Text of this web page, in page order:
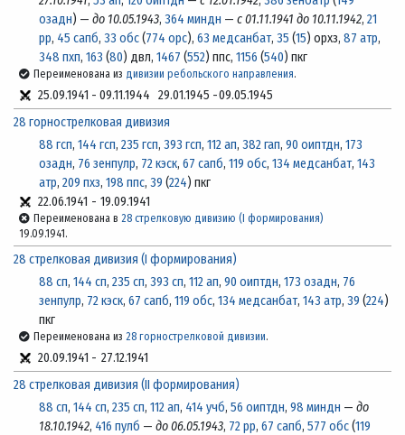
озадн) — до 10.05.1943, 364 миндн — с 01.11.1941 до 10.11.1942, 21
рр, 45 сапб, 33 обс(774 орс), 63 медсанбат, 35 (15) орхз, 87 атр,
348 пхп, 163 (80) двл, 1467 (552) ппс, 1156 (540) пкг
Переименована из дивизии ребольского направления.
25.09.1941 - 09.11.1944 29.01.1945 -09.05.1945
28 горнострелковая дивизия
88 гсп, 144 гсп, 235 гсп, 393 гсп, 112 ап, 382 гап, 90 оиптдн, 173
озадн, 76 зенпулр, 72 кэск, 67 сапб, 119 обс, 134 медсанбат, 143
атр, 209 пхз, 198 ппс, 39 (224) пкг
22.06.1941 - 19.09.1941
Переименована в28 стрелковую дивизию (I формирования)
19.09.1941.
28 стрелковая дивизия (I формирования)
88 сп, 144 сп, 235 сп, 393 сп, 112 ап, 90 оиптдн, 173 озадн, 76
зенпулр, 72 кэск, 67 сапб, 119 обс, 134 медсанбат, 143 атр, 39 (224)
пкг
Переименована из28 горнострелковой дивизии.
20.09.1941 - 27.12.1941
28 стрелковая дивизия (II формирования)
88 сп, 144 сп, 235 сп, 112 ап, 414 учб, 56 оиптдн, 98 миндн — до
18.10.1942, 416 пулб — до 06.05.1943, 72 рр, 67 сапб, 577 обс(119